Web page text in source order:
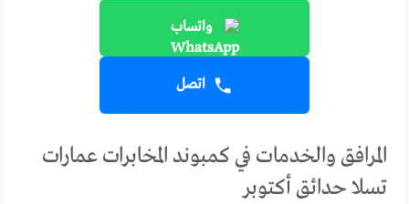
واتساب
اتصل
المرافق والخدمات في كمبوند المخابرات عمارات
تسلا حدائق أكتوبر